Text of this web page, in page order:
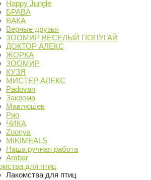
Happy Jungle
БРАВА
ВАКА
Верные друзья
ЗООМИР ВЕСЕЛЫЙ ПОПУГАЙ
ДОКТОР АЛЕКС
ЖОРКА
ЗООМИР
КУЗЯ
МИСТЕР АЛЕКС
Padovan
Закрома
Мавлюшев
Рио
ЧИКА
Zoonya
MIKIMEALS
Наша ручная работа
Ambar
для птиц
Лакомства для птиц